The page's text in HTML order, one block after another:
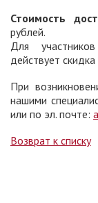
Стоимость
рублей.
Для
действует скидка
При
нашими
или по эл. почте:
Возврат к списку